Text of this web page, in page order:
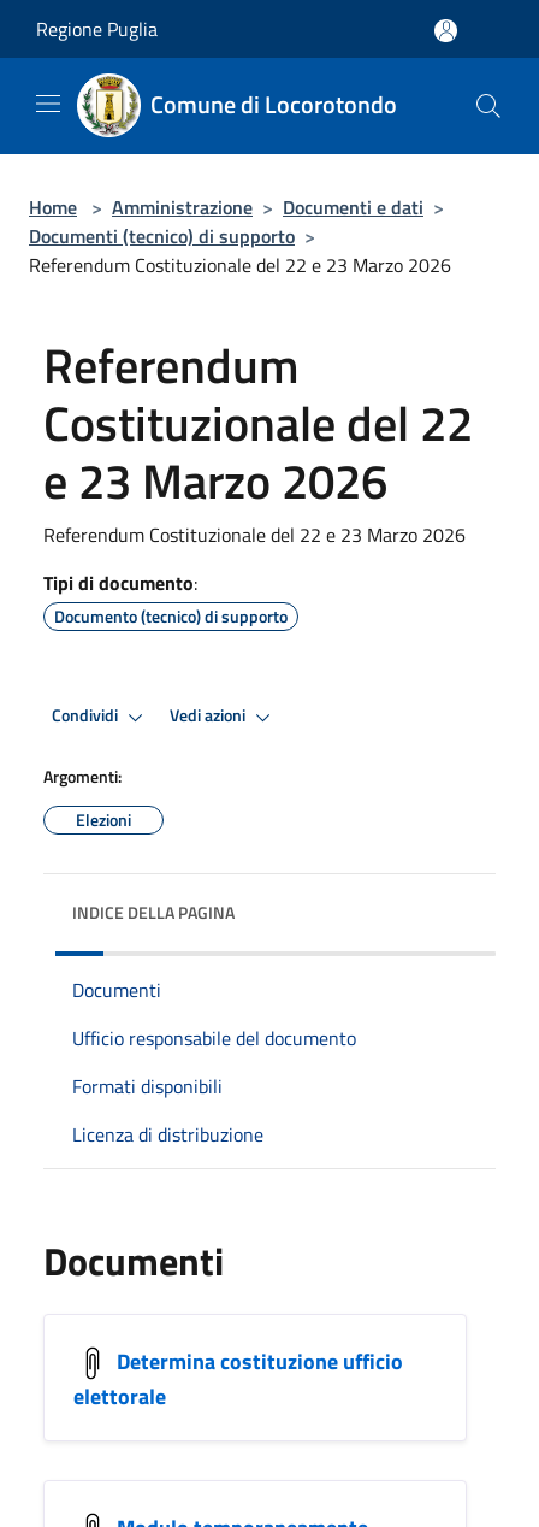
Regione Puglia
Comune di Locorotondo
Home > Amministrazione > Documenti e dati >
Documenti (tecnico) di supporto >
Referendum Costituzionale del 22 e 23 Marzo 2026
Referendum
Costituzionale del 22
e 23 Marzo 2026
Referendum Costituzionale del 22 e 23 Marzo 2026
Tipi di documento:
Documento (tecnico) di supporto
Condividi Vedi azioni
Argomenti:
Elezioni
INDICE DELLA PAGINA
Documenti
Ufficio responsabile del documento
Formati disponibili
Licenza di distribuzione
Documenti
Determina costituzione ufficio
elettorale